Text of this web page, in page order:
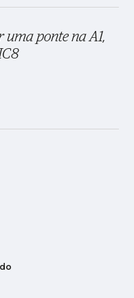
ponte na A1,